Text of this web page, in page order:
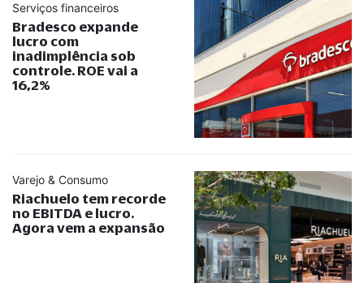
Serviços financeiros
Bradesco expande
lucro com
inadimplência sob
controle. ROE vai a
16,2%
Varejo & Consumo
Riachuelo tem recorde
no EBITDA e lucro.
Agora vem a expansão